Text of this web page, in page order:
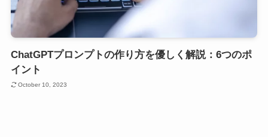
ChatGPTプロンプトの作り方を優しく解説：6つのポ
イント
October 10, 2023